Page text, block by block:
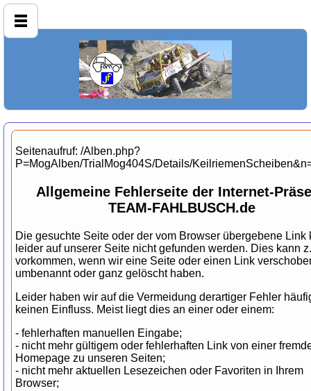
Seitenaufruf: /Alben.php?
P=MogAlben/TrialMog404S/Details/
Allgemeine Fehlerseite der Internet-
TEAM-FAHLBUSCH.de
Die gesuchte Seite oder der vom Browser übergebene Link
leider auf unserer Seite nicht gefunden werden. Dies kann
vorkommen, wenn wir eine Seite oder einen Link
umbenannt oder ganz gelöscht haben.
Leider haben wir auf die Vermeidung derartiger Fehler
keinen Einfluss. Meist liegt dies an einer oder einem:
- fehlerhaften manuellen Eingabe;
- nicht mehr gültigem oder fehlerhaften Link von einer
Homepage zu unseren Seiten;
- nicht mehr aktuellen Lesezeichen oder Favoriten in Ihrem
Browser;